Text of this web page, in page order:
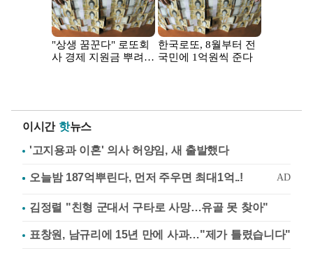
이시간 핫뉴스
'고지용과 이혼' 의사 허양임, 새 출발했다
김정렬 "친형 군대서 구타로 사망…유골 못 찾아"
표창원, 남규리에 15년 만에 사과…"제가 틀렸습니다"